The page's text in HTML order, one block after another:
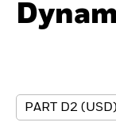
Produits
Insights